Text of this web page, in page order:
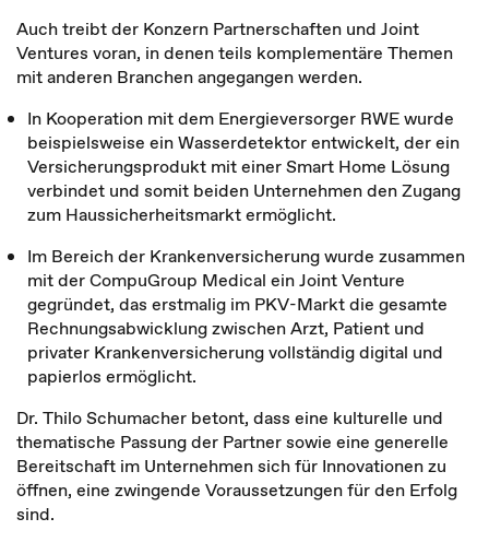
Auch treibt der Konzern Partnerschaften und Joint
Ventures voran, in denen teils komplementäre Themen
mit anderen Branchen angegangen werden.
In Kooperation mit dem Energieversorger RWE wurde
beispielsweise ein Wasserdetektor entwickelt, der ein
Versicherungsprodukt mit einer Smart Home Lösung
verbindet und somit beiden Unternehmen den Zugang
zum Haussicherheitsmarkt ermöglicht.
Im Bereich der Krankenversicherung wurde zusammen
mit der CompuGroup Medical ein Joint Venture
gegründet, das erstmalig im PKV-Markt die gesamte
Rechnungsabwicklung zwischen Arzt, Patient und
privater Krankenversicherung vollständig digital und
papierlos ermöglicht.
Dr. Thilo Schumacher betont, dass eine kulturelle und
thematische Passung der Partner sowie eine generelle
Bereitschaft im Unternehmen sich für Innovationen zu
öffnen, eine zwingende Voraussetzungen für den Erfolg
sind.